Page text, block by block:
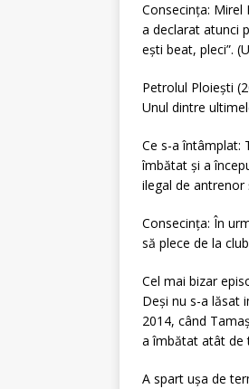
Consecința: Mirel
a declarat atunci
ești beat, pleci”.
Petrolul Ploiești
Unul dintre
Ce s-a întâmplat:
îmbătat și a
ilegal de
Consecința: În
să plece de la
Cel mai bizar
Deși nu s-a lăsat
2014, când
a îmbătat atât de
A spart ușa de